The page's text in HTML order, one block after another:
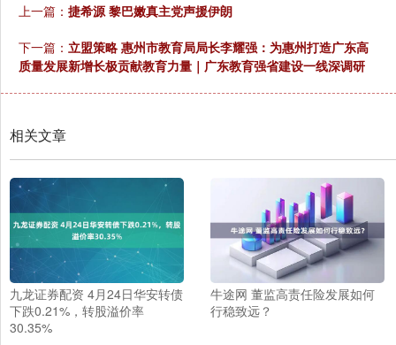
上一篇： 捷希源 黎巴嫩真主党声援伊朗
下一篇： 立盟策略 惠州市教育局局长李耀强：为惠州打造广东高
质量发展新增长极贡献教育力量｜广东教育强省建设一线深调研
相关文章
九龙证券配资 4月24日华安转债
下跌0.21%，转股溢价率
30.35%
牛途网 董监高责任险发展如何
行稳致远？